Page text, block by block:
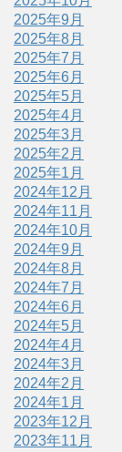
2025年9月
2025年8月
2025年7月
2025年6月
2025年5月
2025年4月
2025年3月
2025年2月
2025年1月
2024年12月
2024年11月
2024年10月
2024年9月
2024年8月
2024年7月
2024年6月
2024年5月
2024年4月
2024年3月
2024年2月
2024年1月
2023年12月
2023年11月